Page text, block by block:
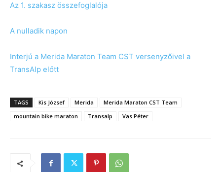
Az 1. szakasz összefoglalója
A nulladik napon
Interjú a Merida Maraton Team CST versenyzőivel a
TransAlp előtt
TAGS Kis József Merida
Merida Maraton CST Team
mountain bike maraton
Transalp Vas Péter